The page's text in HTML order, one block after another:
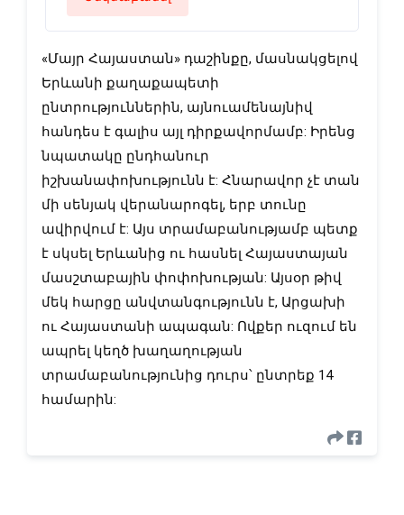
«Մայր Հայաստան» դաշինքը, մասնակցելով
Երևանի քաղաքապետի
ընտրություններին, այնուամենայնիվ
հանդես է գալիս այլ դիրքավորմամբ: Իրենց
նպատակը ընդհանուր
իշխանափոխությունն է: Հնարավոր չէ տան
մի սենյակ վերանարոգել, երբ տունը
ավիրվում է: Այս տրամաբանությամբ պետք
է սկսել Երևանից ու հասնել Հայաստայան
մասշտաբային փոփոխության: Այսօր թիվ
մեկ հարցը անվտանգությունն է, Արցախի
ու Հայաստանի ապագան: Ովքեր ուզում են
ապրել կեղծ խաղաղության
տրամաբանությունից դուրս՝ ընտրեք 14
համարին: